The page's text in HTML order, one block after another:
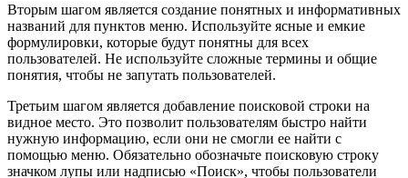
Вторым шагом является создание понятных и информативных
названий для пунктов меню. Используйте ясные и емкие
формулировки, которые будут понятны для всех
пользователей. Не используйте сложные термины и общие
понятия, чтобы не запутать пользователей.
Третьим шагом является добавление поисковой строки на
видное место. Это позволит пользователям быстро найти
нужную информацию, если они не смогли ее найти с
помощью меню. Обязательно обозначьте поисковую строку
значком лупы или надписью «Поиск», чтобы пользователи